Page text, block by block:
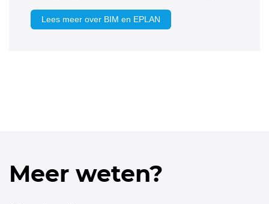
Lees meer over BIM en EPLAN
Meer weten?